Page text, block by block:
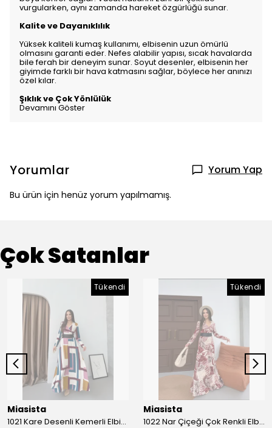
vurgularken, aynı zamanda hareket özgürlüğü sunar.
Kalite ve Dayanıklılık
Yüksek kaliteli kumaş kullanımı, elbisenin uzun ömürlü
olmasını garanti eder. Nefes alabilir yapısı, sıcak havalarda
bile ferah bir deneyim sunar. Soyut desenler, elbisenin her
giyimde farklı bir hava katmasını sağlar, böylece her anınızı
özel kılar.
Şıklık ve Çok Yönlülük
Devamını Göster
Yorumlar Yorum Yap
Bu ürün için henüz yorum yapılmamış.
Çok Satanlar
Tükendi
Miasista
1021 Kare Desenli Kemerli Elbise
Tükendi
Miasista
1022 Nar Çiçeği Çok Renkli Elbise